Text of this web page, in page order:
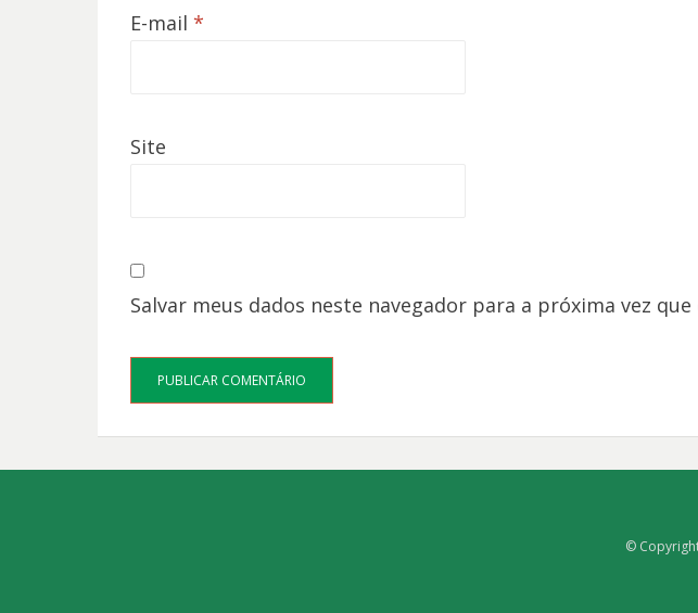
E-mail *
Site
Salvar meus dados neste navegador para a próxima vez
©